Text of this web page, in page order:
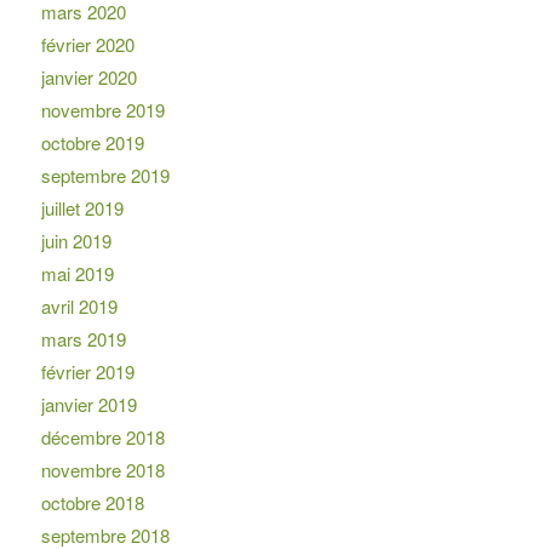
mars 2020
février 2020
janvier 2020
novembre 2019
octobre 2019
septembre 2019
juillet 2019
juin 2019
mai 2019
avril 2019
mars 2019
février 2019
janvier 2019
décembre 2018
novembre 2018
octobre 2018
septembre 2018